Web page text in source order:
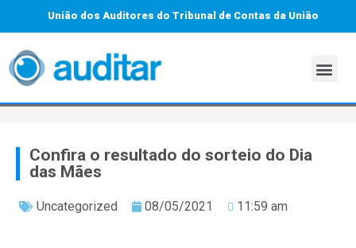
União dos Auditores do Tribunal de Contas da União
Confira o resultado do sorteio do Dia
das Mães
Uncategorized 08/05/2021 11:59 am